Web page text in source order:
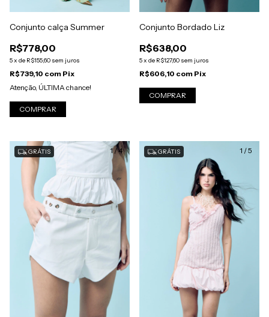
Conjunto calça Summer
R$778,00
5x de R$155,60 sem juros
R$739,10 com Pix
Atenção, ÚLTIMA chance!
COMPRAR
Conjunto Bordado Liz
R$638,00
5x de R$127,60 sem juros
R$606,10 com Pix
COMPRAR
1/4
GRÁTIS 1 /5
GRÁTIS